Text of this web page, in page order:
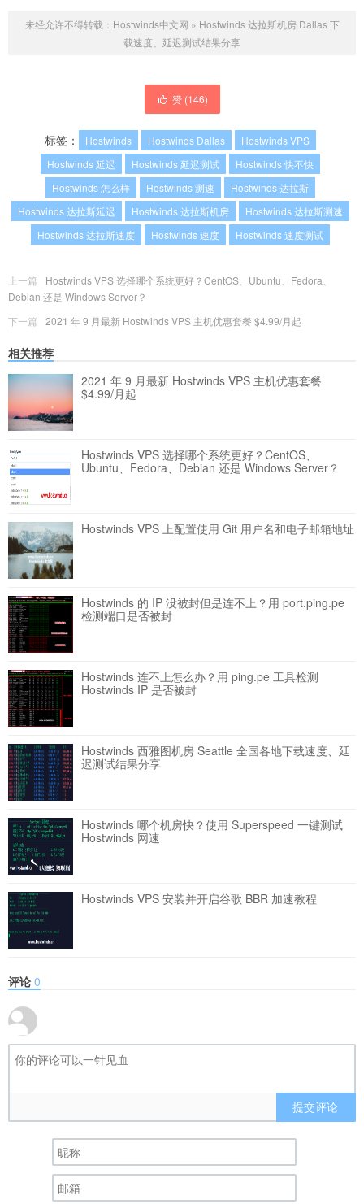
未经允许不得转载： Hostwinds中文网 » Hostwinds 达拉斯机房 Dallas 下
载速度、延迟测试结果分享
赞 (146)
标签： Hostwinds Hostwinds Dallas
Hostwinds VPS
Hostwinds 延迟
Hostwinds 延迟测试
Hostwinds 快不快
Hostwinds 怎么样
Hostwinds 测速
Hostwinds 达拉斯
Hostwinds 达拉斯延迟
Hostwinds 达拉斯机房
Hostwinds 达拉斯测速
Hostwinds 达拉斯速度
Hostwinds 速度 Hostwinds 速度测试
上一篇
Hostwinds VPS 选择哪个系统更好？CentOS、Ubuntu、Fedora、
Debian 还是 Windows Server？
下一篇
2021 年 9 月最新 Hostwinds VPS 主机优惠套餐 $4.99/月起
相关推荐
2021 年 9 月最新 Hostwinds VPS 主机优惠套餐
$4.99/月起
Hostwinds VPS 选择哪个系统更好？CentOS、
Ubuntu、Fedora、Debian 还是 Windows Server？
Hostwinds VPS 上配置使用 Git 用户名和电子邮箱地址
Hostwinds 的 IP 没被封但是连不上？用 port.ping.pe
检测端口是否被封
Hostwinds 连不上怎么办？用 ping.pe 工具检测
Hostwinds IP 是否被封
Hostwinds 西雅图机房 Seattle 全国各地下载速度、延
迟测试结果分享
Hostwinds 哪个机房快？使用 Superspeed 一键测试
Hostwinds 网速
Hostwinds VPS 安装并开启谷歌 BBR 加速教程
评论 0
提交评论